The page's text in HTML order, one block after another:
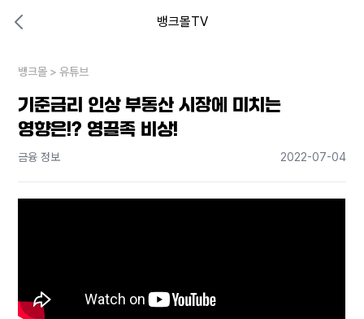
뱅크몰TV
내 상황엔 어떤 방법이 있을까?
뱅크몰 >유튜브
기준금리 인상 부동산 시장에 미치는
영향은!? 영끌족 비상!
금융 정보 2022-07-04